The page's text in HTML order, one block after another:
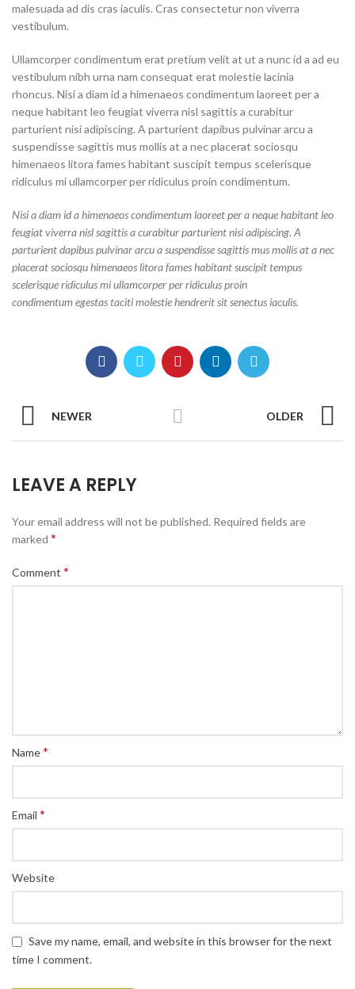
malesuada ad dis cras iaculis. Cras consectetur non viverra
vestibulum.
Ullamcorper condimentum erat pretium velit at ut a nunc id a ad eu
vestibulum nibh urna nam consequat erat molestie lacinia
rhoncus. Nisi a diam id a himenaeos condimentum laoreet per a
neque habitant leo feugiat viverra nisl sagittis a curabitur
parturient nisi adipiscing. A parturient dapibus pulvinar arcu a
suspendisse sagittis mus mollis at a nec placerat sociosqu
himenaeos litora fames habitant suscipit tempus scelerisque
ridiculus mi ullamcorper per ridiculus proin condimentum.
Nisi a diam id a himenaeos condimentum laoreet per a neque habitant leo
feugiat viverra nisl sagittis a curabitur parturient nisi adipiscing. A
parturient dapibus pulvinar arcu a suspendisse sagittis mus mollis at a nec
placerat sociosqu himenaeos litora fames habitant suscipit tempus
scelerisque ridiculus mi ullamcorper per ridiculus proin
condimentum egestas taciti molestie hendrerit sit senectus iaculis.
NEWER OLDER
LEAVE A REPLY
Your email address will not be published. Required fields are
marked *
Comment *
Name*
Email *
Website
Save my name, email, and website in this browser for the next
time I comment.